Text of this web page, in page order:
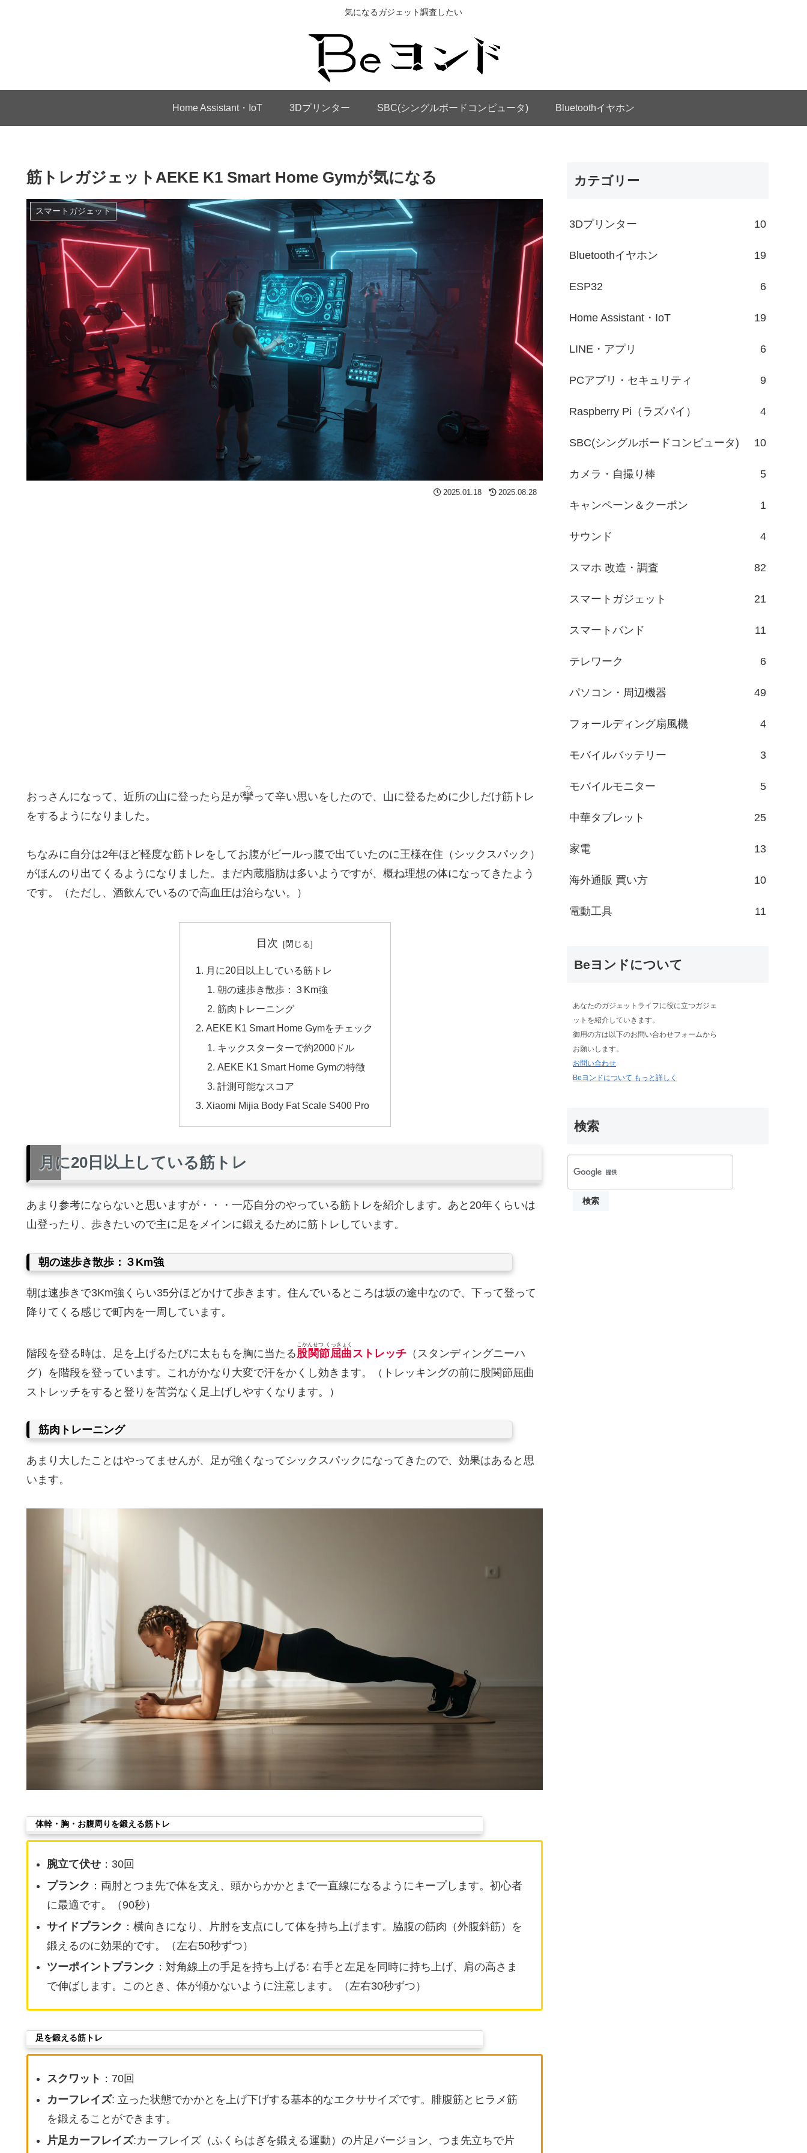
気になるガジェット調査したい
Home Assistant・IoT 3Dプリンター SBC(シングルボードコンピュータ) Bluetoothイヤホン
筋トレガジェットAEKE K1 Smart Home Gymが気になる
スマートガジェット
2025.01.18 2025.08.28
おっさんになって、近所の山に登ったら足が攣
つ
って辛い思いをしたので、山に登るために少しだけ筋トレ
をするようになりました。
ちなみに自分は2年ほど軽度な筋トレをしてお腹がビールっ腹で出ていたのに王様在住（シックスパック）
がほんのり出てくるようになりました。まだ内蔵脂肪は多いようですが、概ね理想の体になってきたよう
です。（ただし、酒飲んでいるので高血圧は治らない。）
目次
月に20日以上している筋トレ
朝の速歩き散歩：３Km強
筋肉トレーニング
AEKE K1 Smart Home Gymをチェック
キックスターターで約2000ドル
AEKE K1 Smart Home Gymの特徴
計測可能なスコア
Xiaomi Mijia Body Fat Scale S400 Pro
月に20日以上している筋トレ
あまり参考にならないと思いますが・・・一応自分のやっている筋トレを紹介します。あと20年くらいは
山登ったり、歩きたいので主に足をメインに鍛えるために筋トレしています。
朝の速歩き散歩：３Km強
朝は速歩きで3Km強くらい35分ほどかけて歩きます。住んでいるところは坂の途中なので、下って登って
降りてくる感じで町内を一周しています。
階段を登る時は、足を上げるたびに太ももを胸に当たる 股関節屈曲
こかんせつ くっきょく
ストレッチ （スタンディングニーハ
グ）を階段を登っています。これがかなり大変で汗をかくし効きます。（トレッキングの前に股関節屈曲
ストレッチをすると登りを苦労なく足上げしやすくなります。）
筋肉トレーニング
あまり大したことはやってませんが、足が強くなってシックスパックになってきたので、効果はあると思
います。
体幹・胸・お腹周りを鍛える筋トレ
腕立て伏せ：30回
プランク ：両肘とつま先で体を支え、頭からかかとまで一直線になるようにキープします。初心者
に最適です。（90秒）
サイドプランク ：横向きになり、片肘を支点にして体を持ち上げます。脇腹の筋肉（外腹斜筋）を
鍛えるのに効果的です。（左右50秒ずつ）
ツーポイントプランク ：対角線上の手足を持ち上げる: 右手と左足を同時に持ち上げ、肩の高さま
で伸ばします。このとき、体が傾かないように注意します。（左右30秒ずつ）
足を鍛える筋トレ
スクワット ：70回
カーフレイズ: 立った状態でかかとを上げ下げする基本的なエクササイズです。腓腹筋とヒラメ筋
を鍛えることができます。
片足カーフレイズ:カーフレイズ（ふくらはぎを鍛える運動）の片足バージョン、つま先立ちで片
カテゴリー
3Dプリンター 10
Bluetoothイヤホン 19
ESP32 6
Home Assistant・IoT 19
LINE・アプリ 6
PCアプリ・セキュリティ 9
Raspberry Pi（ラズパイ） 4
SBC(シングルボードコンピュータ) 10
カメラ・自撮り棒 5
キャンペーン＆クーポン 1
サウンド 4
スマホ 改造・調査 82
スマートガジェット 21
スマートバンド 11
テレワーク 6
パソコン・周辺機器 49
フォールディング扇風機 4
モバイルバッテリー 3
モバイルモニター 5
中華タブレット 25
家電 13
海外通販 買い方 10
電動工具 11
Beヨンドについて
あなたのガジェットライフに役に立つガジェ
ットを紹介していきます。
御用の方は以下のお問い合わせフォームから
お願いします。
お問い合わせ
Beヨンドについて もっと詳しく
検索